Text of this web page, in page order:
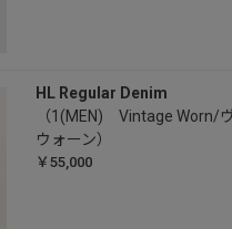
HL Regular Denim
（1(MEN) Vintage Worn/
ウォーン）
￥55,000